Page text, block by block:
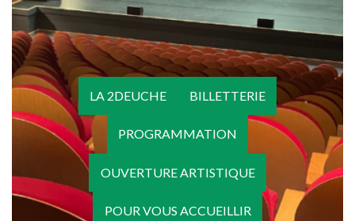
LA 2DEUCHE BILLETTERIE
PROGRAMMATION
OUVERTURE ARTISTIQUE
POUR VOUS ACCUEILLIR